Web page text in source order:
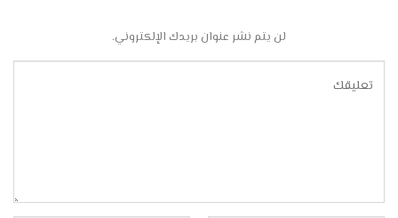
لن يتم نشر عنوان بريدك الإلكتروني.